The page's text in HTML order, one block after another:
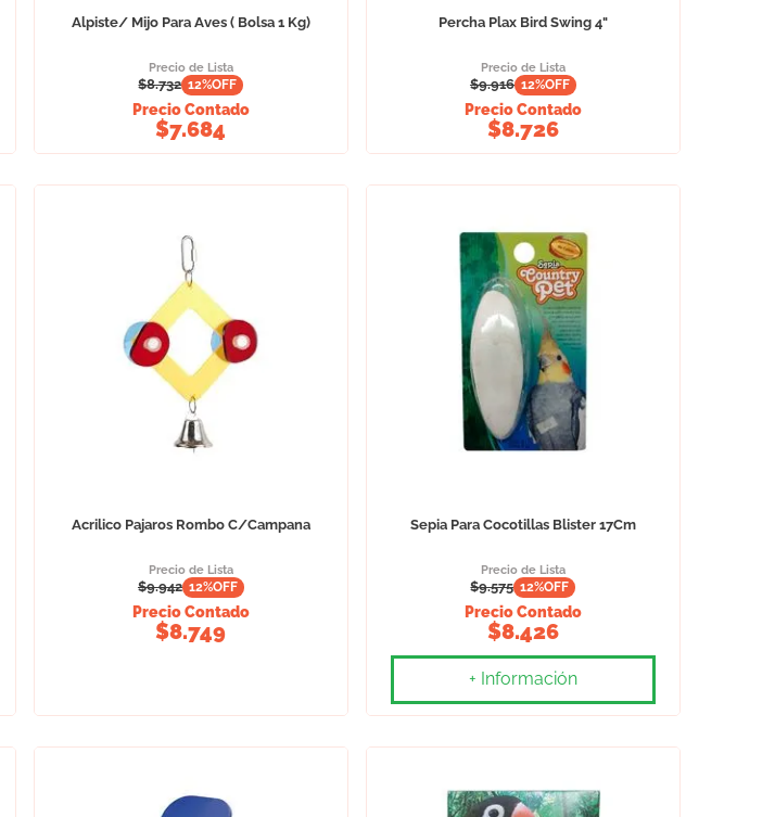
Alpiste/ Mijo Para Aves ( Bolsa 1 Kg)
Precio de Lista
$8.732 12%OFF
Precio Contado
$7.684
Percha Plax Bird Swing 4"
Precio de Lista
$9.916 12%OFF
Precio Contado
$8.726
Acrilico Pajaros Rombo C/Campana
Precio de Lista
$9.942 12%OFF
Precio Contado
$8.749
Sepia Para Cocotillas Blister 17Cm
Precio de Lista
$9.575 12%OFF
Precio Contado
$8.426
+ Información